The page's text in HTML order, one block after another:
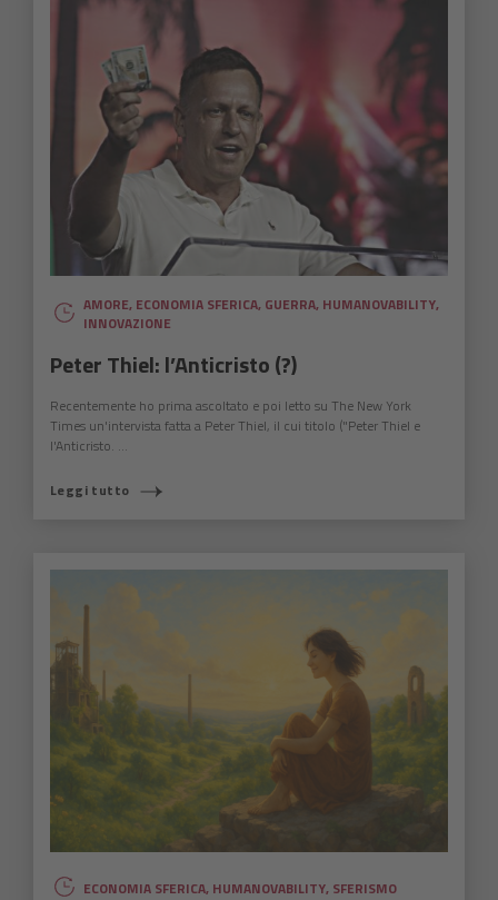
AMORE, ECONOMIA SFERICA, GUERRA, HUMANOVABILITY,
INNOVAZIONE
Peter Thiel: l’Anticristo (?)
Recentemente ho prima ascoltato e poi letto su The New York
Times un'intervista fatta a Peter Thiel, il cui titolo ("Peter Thiel e
l'Anticristo. ...
Leggi tutto
ECONOMIA SFERICA, HUMANOVABILITY, SFERISMO